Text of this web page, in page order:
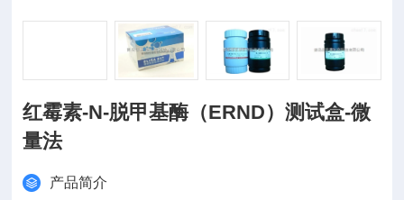
红霉素-N-脱甲基酶（ERND）测试盒-微
量法
产品简介